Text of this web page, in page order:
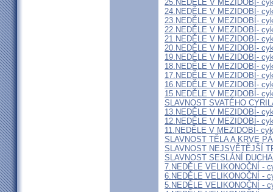
25.NEDĚLE V MEZIDOBÍ-
24.NEDĚLE V MEZIDOBÍ-
23.NEDĚLE V MEZIDOBÍ-
22.NEDĚLE V MEZIDOBÍ-
21.NEDĚLE V MEZIDOBÍ-
20.NEDĚLE V MEZIDOBÍ-
19.NEDĚLE V MEZIDOBÍ-
18.NEDĚLE V MEZIDOBÍ-
17.NEDĚLE V MEZIDOBÍ-
16.NEDĚLE V MEZIDOBÍ-
15.NEDĚLE V MEZIDOBÍ-
SLAVNOST SVATÉHO
13.NEDĚLE V MEZIDOBÍ-
12.NEDĚLE V MEZIDOBÍ-
11.NEDĚLE V MEZIDOBÍ-
SLAVNOST TĚLA A KRVE
SLAVNOST NEJSVĚTĚJŠÍ
SLAVNOST SESLÁNÍ
7.NEDĚLE VELIKONOČNÍ -
6.NEDĚLE VELIKONOČNÍ -
5.NEDĚLE VELIKONOČNÍ -